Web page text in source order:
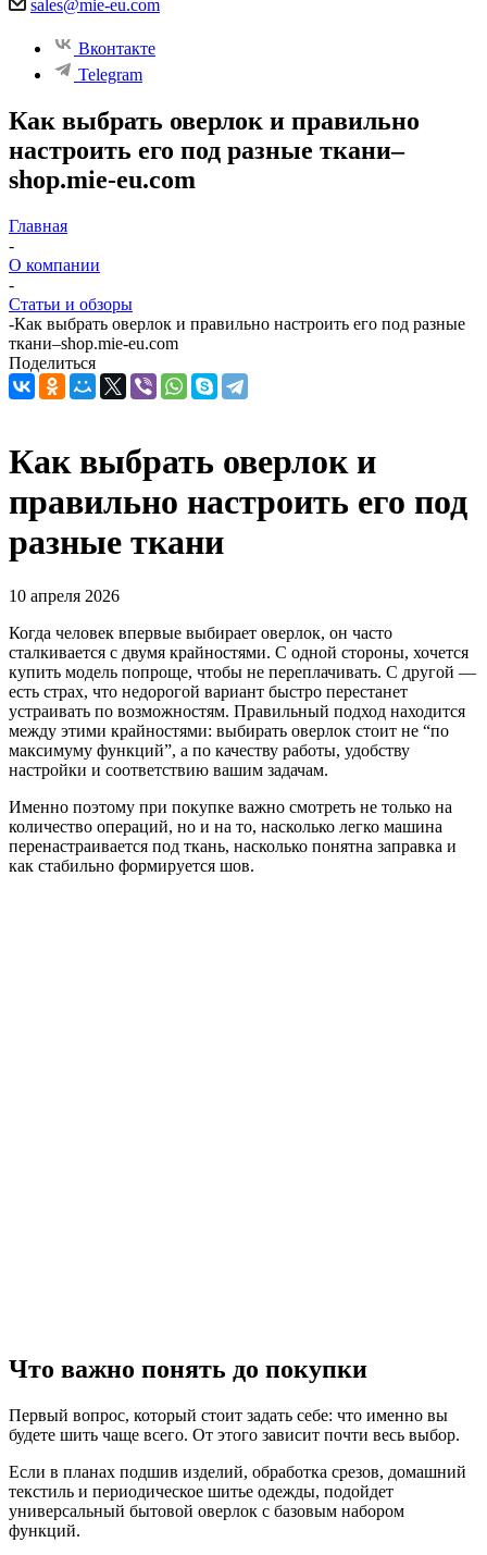
sales@mie-eu.com
Вконтакте
Telegram
Как выбрать оверлок и правильно
настроить его под разные ткани–
shop.mie-eu.com
Главная
-
О компании
-
Статьи и обзоры
-Как выбрать оверлок и правильно настроить его под разные
ткани–shop.mie-eu.com
Поделиться
Как выбрать оверлок и
правильно настроить его под
разные ткани
10 апреля 2026
Когда человек впервые выбирает оверлок, он часто
сталкивается с двумя крайностями. С одной стороны, хочется
купить модель попроще, чтобы не переплачивать. С другой —
есть страх, что недорогой вариант быстро перестанет
устраивать по возможностям. Правильный подход находится
между этими крайностями: выбирать оверлок стоит не “по
максимуму функций”, а по качеству работы, удобству
настройки и соответствию вашим задачам.
Именно поэтому при покупке важно смотреть не только на
количество операций, но и на то, насколько легко машина
перенастраивается под ткань, насколько понятна заправка и
как стабильно формируется шов.
Что важно понять до покупки
Первый вопрос, который стоит задать себе: что именно вы
будете шить чаще всего. От этого зависит почти весь выбор.
Если в планах подшив изделий, обработка срезов, домашний
текстиль и периодическое шитье одежды, подойдет
универсальный бытовой оверлок с базовым набором
функций.